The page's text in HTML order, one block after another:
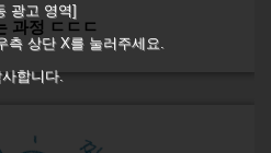
광고 영역]
측 상단 X를 눌러주세요.
사합니다.
과정 ㄷㄷㄷ